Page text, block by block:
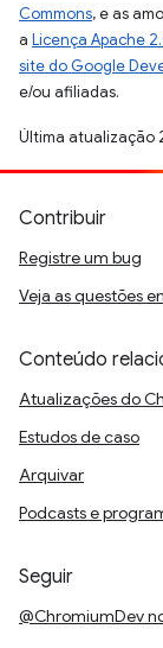
Commons, e as
a Licença Apache
site do Google
e/ou afiliadas.
Última atualização
Contribuir
Registre um bug
Veja as questões
Conteúdo
Atualizações do
Estudos de caso
Arquivar
Podcasts e
Seguir
@ChromiumDev